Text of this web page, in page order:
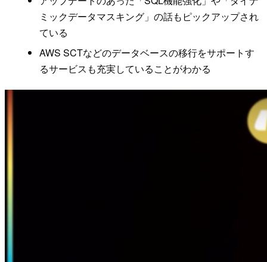
ミックデータマスキング」の話もピックアップされ
ている
AWS SCTなどのデータベースの移行をサポートす
るサービスも充実していることがわかる